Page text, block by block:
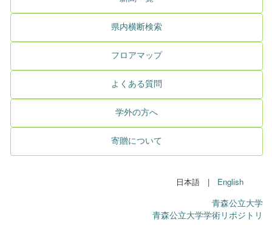
県内横断検索
フロアマップ
よくある質問
学外の方へ
寄贈について
日本語 | English
青森公立大学
青森公立大学学術リポジトリ